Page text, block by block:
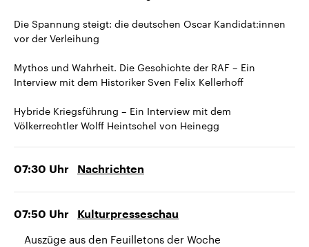
Die Spannung steigt: die deutschen Oscar Kandidat:innen
vor der Verleihung
Mythos und Wahrheit. Die Geschichte der RAF – Ein
Interview mit dem Historiker Sven Felix Kellerhoff
Hybride Kriegsführung – Ein Interview mit dem
Völkerrechtler Wolff Heintschel von Heinegg
07:30 Uhr Nachrichten
07:50 Uhr Kulturpresseschau
Auszüge aus den Feuilletons der Woche